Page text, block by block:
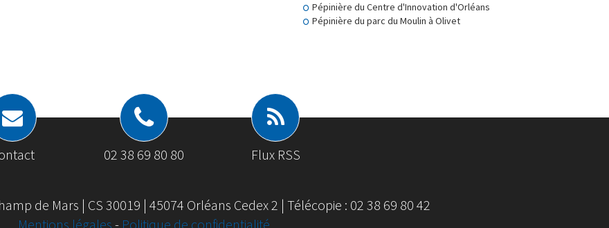
Pépinière du Centre d'Innovation d'Orléans
Pépinière du parc du Moulin à Olivet
02 38 69 80 80 Flux RSS
de Mars | CS 30019 | 45074 Orléans Cedex 2 | Télécopie : 02 38 69 80 42
Mentions légales - Politique de confidentialité